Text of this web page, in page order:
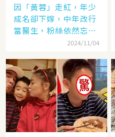
因「黃蓉」走紅，年少
成名卻下嫁，中年改行
當醫生，粉絲依然忘不
2024/11/04